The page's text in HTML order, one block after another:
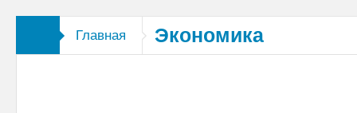
Соблюдение дистанции – защита от COVID-19 или
Главная Экономика